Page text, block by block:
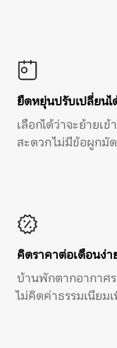
ยืดหยุ่นปรับเปลี่ยนไ
เลือกได้ว่าจะย้ายเ
สะดวก ไม่มีข้อผูกมั
คิดราคาต่อเดือนง่า
บ้านพักตากอากาศร
ไม่คิดค่าธรรมเนียม